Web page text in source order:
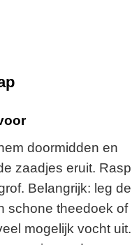
doormidden en
zaadjes eruit. Rasp
Belangrijk: leg de
schone theedoek of
mogelijk vocht uit.